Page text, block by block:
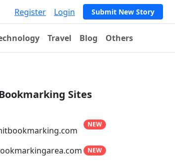
Register Login Submit New Story
Travel Blog Others
Sites
NEW
NEW